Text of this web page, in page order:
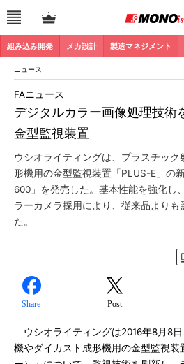
組み込み開発 メカ設計 製造マネジメント
ニュース
デジタルカラー画像処理技術
金型監視装置
FAニュース
ウシオライティングは、プラスチッ
形機用の金型監視装置「PLUS-E」の
600」を発売した。基本性能を強化し
ラーカメラ採用により、従来品よりも
た。
Share Post
ウシオライティングは2016年8月8
機やダイカスト成形機用の金型監視装